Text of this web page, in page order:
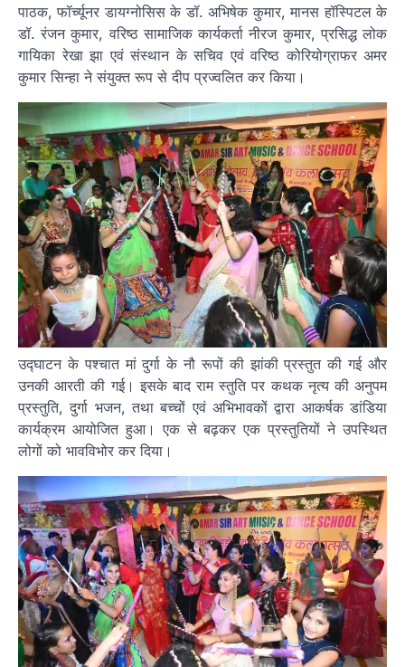
पाठक, फॉर्च्यूनर डायग्नोसिस के डॉ. अभिषेक कुमार, मानस हॉस्पिटल के
डॉ. रंजन कुमार, वरिष्ठ सामाजिक कार्यकर्ता नीरज कुमार, प्रसिद्ध लोक
गायिका रेखा झा एवं संस्थान के सचिव एवं वरिष्ठ कोरियोग्राफर अमर
कुमार सिन्हा ने संयुक्त रूप से दीप प्रज्वलित कर किया।
उद्घाटन के पश्चात मां दुर्गा के नौ रूपों की झांकी प्रस्तुत की गई और
उनकी आरती की गई। इसके बाद राम स्तुति पर कथक नृत्य की अनुपम
प्रस्तुति, दुर्गा भजन, तथा बच्चों एवं अभिभावकों द्वारा आकर्षक डांडिया
कार्यक्रम आयोजित हुआ। एक से बढ़कर एक प्रस्तुतियों ने उपस्थित
लोगों को भावविभोर कर दिया।